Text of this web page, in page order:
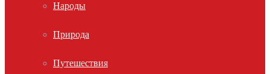
Народы
Природа
Путешествия